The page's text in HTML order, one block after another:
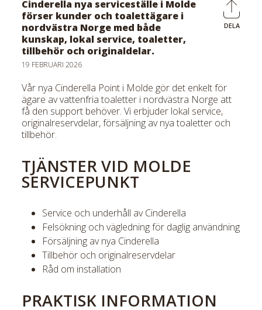
Dela
DELA
Cinderella nya serviceställe i Molde
förser kunder och toalettägare i
nordvästra Norge med både
kunskap, lokal service, toaletter,
tillbehör och originaldelar.
19 FEBRUARI 2026
Vår nya Cinderella Point i Molde gör det enkelt för
ägare av vattenfria toaletter i nordvästra Norge att
få den support behöver. Vi erbjuder lokal service,
originalreservdelar, försäljning av nya toaletter och
tillbehör.
TJÄNSTER VID MOLDE
SERVICEPUNKT
Service och underhåll av Cinderella
Felsökning och vägledning för daglig användning
Försäljning av nya Cinderella
Tillbehör och originalreservdelar
Råd om installation
PRAKTISK INFORMATION